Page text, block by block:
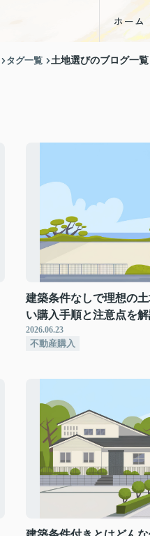
ホーム
タグ一覧 土地選びのブログ一覧
建築条件なしで理想の
い購入手順と注意点を
2026.06.23
不動産購入